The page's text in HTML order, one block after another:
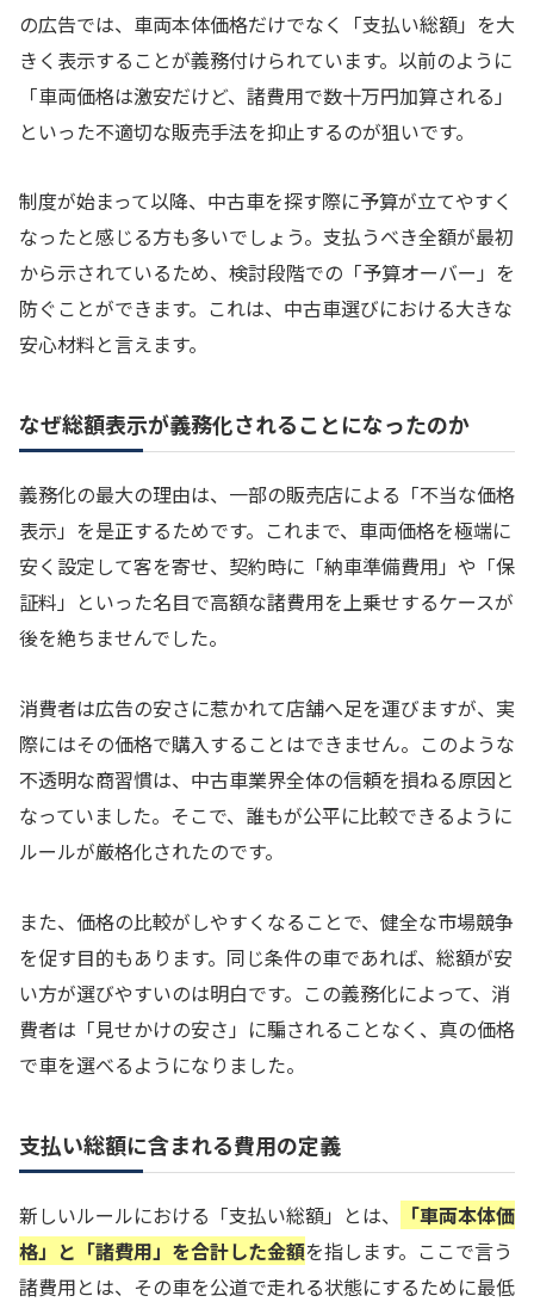
の広告では、車両本体価格だけでなく「支払い総額」を大
きく表示することが義務付けられています。以前のように
「車両価格は激安だけど、諸費用で数十万円加算される」
といった不適切な販売手法を抑止するのが狙いです。
制度が始まって以降、中古車を探す際に予算が立てやすく
なったと感じる方も多いでしょう。支払うべき全額が最初
から示されているため、検討段階での「予算オーバー」を
防ぐことができます。これは、中古車選びにおける大きな
安心材料と言えます。
なぜ総額表示が義務化されることになったのか
義務化の最大の理由は、一部の販売店による「不当な価格
表示」を是正するためです。これまで、車両価格を極端に
安く設定して客を寄せ、契約時に「納車準備費用」や「保
証料」といった名目で高額な諸費用を上乗せするケースが
後を絶ちませんでした。
消費者は広告の安さに惹かれて店舗へ足を運びますが、実
際にはその価格で購入することはできません。このような
不透明な商習慣は、中古車業界全体の信頼を損ねる原因と
なっていました。そこで、誰もが公平に比較できるように
ルールが厳格化されたのです。
また、価格の比較がしやすくなることで、健全な市場競争
を促す目的もあります。同じ条件の車であれば、総額が安
い方が選びやすいのは明白です。この義務化によって、消
費者は「見せかけの安さ」に騙されることなく、真の価格
で車を選べるようになりました。
支払い総額に含まれる費用の定義
新しいルールにおける「支払い総額」とは、
「車両本体価
格」と「諸費用」を合計した金額を指します。ここで言う
諸費用とは、その車を公道で走れる状態にするために最低